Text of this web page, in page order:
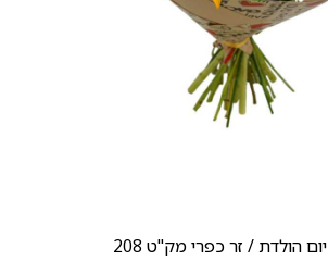
יום הולדת / זר כפרי מק"ט 208